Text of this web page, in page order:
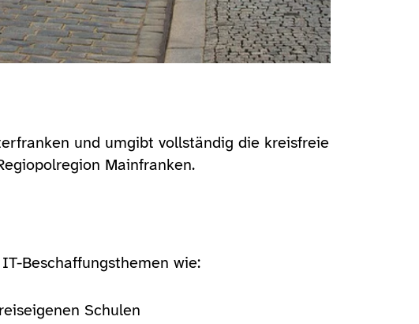
und umgibt vollständig die kreisfreie
Mainfranken.
Beschaffungsthemen wie:
Schulen